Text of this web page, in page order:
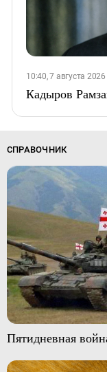
10:40, 7 августа 2026
Кадыров
СПРАВОЧНИК
Пятидневная